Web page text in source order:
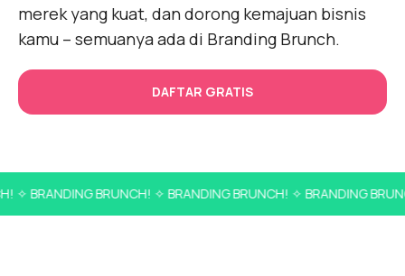
merek yang kuat, dan dorong kemajuan bisnis
kamu – semuanya ada di Branding Brunch.
DAFTAR GRATIS
BRUNCH! ✧ BRANDING BRUNCH! ✧ BRANDING